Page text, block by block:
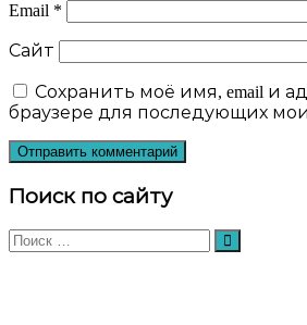
Email *
Сайт
Сохранить моё имя, email и
браузере для последующих
Поиск по сайту
Искать: Поиск